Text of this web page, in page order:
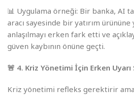
📊 Uygulama örneği: Bir banka, AI
aracı sayesinde bir yatırım ürününe
anlaşılmayı erken fark etti ve
güven kaybının önüne geçti.
🚨 4. Kriz Yönetimi İçin Erken
Kriz yönetimi refleks gerektirir